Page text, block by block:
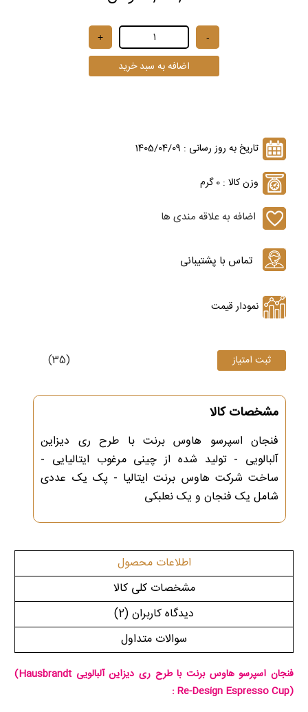
تاریخ به روز رسانی : 1405/04/09
وزن کالا : 0 گرم
اضافه به علاقه مندی ها
نمودار قیمت
(35)
مشخصات کالا
فنجان اسپرسو هاوس برنت با طرح ری دیزاین
آلبالویی - تولید شده از چینی مرغوب ایتالیایی -
ساخت شرکت هاوس برنت ایتالیا - پک یک عددی
شامل یک فنجان و یک نعلبکی
اطلاعات محصول
مشخصات کلی کالا
دیدگاه کاربران(2)
سوالات متداول
فنجان اسپرسو هاوس برنت با طرح ری دیزاین آلبالویی(Hausbrandt
Re-Design Espresso Cup)
: